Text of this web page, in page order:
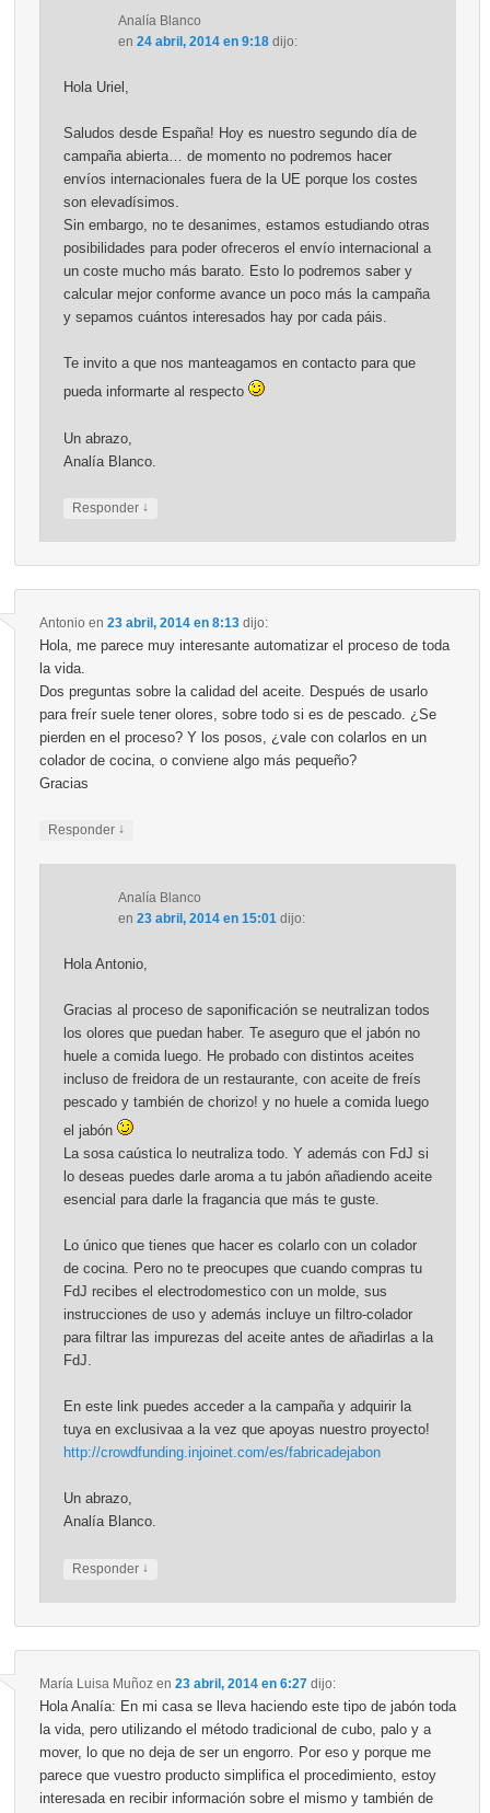
Analía Blanco
en 24 abril, 2014 en 9:18 dijo:
Hola Uriel,
Saludos desde España! Hoy es nuestro segundo día de
campaña abierta… de momento no podremos hacer
envíos internacionales fuera de la UE porque los costes
son elevadísimos.
Sin embargo, no te desanimes, estamos estudiando otras
posibilidades para poder ofreceros el envío internacional a
un coste mucho más barato. Esto lo podremos saber y
calcular mejor conforme avance un poco más la campaña
y sepamos cuántos interesados hay por cada páis.
Te invito a que nos manteagamos en contacto para que
pueda informarte al respecto
Un abrazo,
Analía Blanco.
Responder ↓
Antonio en 23 abril, 2014 en 8:13 dijo:
Hola, me parece muy interesante automatizar el proceso de toda
la vida.
Dos preguntas sobre la calidad del aceite. Después de usarlo
para freír suele tener olores, sobre todo si es de pescado. ¿Se
pierden en el proceso? Y los posos, ¿vale con colarlos en un
colador de cocina, o conviene algo más pequeño?
Gracias
Responder ↓
Analía Blanco
en 23 abril, 2014 en 15:01 dijo:
Hola Antonio,
Gracias al proceso de saponificación se neutralizan todos
los olores que puedan haber. Te aseguro que el jabón no
huele a comida luego. He probado con distintos aceites
incluso de freidora de un restaurante, con aceite de freís
pescado y también de chorizo! y no huele a comida luego
el jabón
La sosa caústica lo neutraliza todo. Y además con FdJ si
lo deseas puedes darle aroma a tu jabón añadiendo aceite
esencial para darle la fragancia que más te guste.
Lo único que tienes que hacer es colarlo con un colador
de cocina. Pero no te preocupes que cuando compras tu
FdJ recibes el electrodomestico con un molde, sus
instrucciones de uso y además incluye un filtro-colador
para filtrar las impurezas del aceite antes de añadirlas a la
FdJ.
En este link puedes acceder a la campaña y adquirir la
tuya en exclusivaa a la vez que apoyas nuestro proyecto!
http://crowdfunding.injoinet.com/es/fabricadejabon
Un abrazo,
Analía Blanco.
Responder ↓
María Luisa Muñozen 23 abril, 2014 en 6:27 dijo:
Hola Analía: En mi casa se lleva haciendo este tipo de jabón toda
la vida, pero utilizando el método tradicional de cubo, palo y a
mover, lo que no deja de ser un engorro. Por eso y porque me
parece que vuestro producto simplifica el procedimiento, estoy
interesada en recibir información sobre el mismo y también de